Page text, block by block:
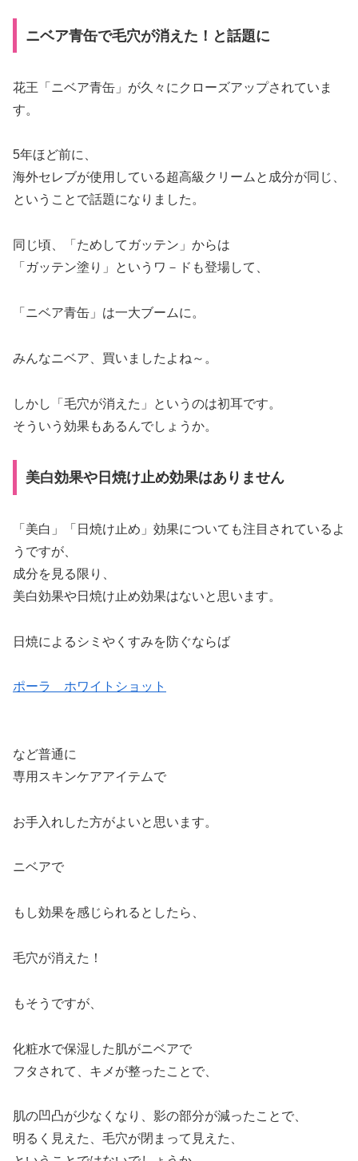
ニベア青缶で毛穴が消えた！と話題に
花王「ニベア青缶」が久々にクローズアップされていま
す。
5年ほど前に、
海外セレブが使用している超高級クリームと成分が同じ、
ということで話題になりました。
同じ頃、「ためしてガッテン」からは
「ガッテン塗り」というワ－ドも登場して、
「ニベア青缶」は一大ブームに。
みんなニベア、買いましたよね～。
しかし「毛穴が消えた」というのは初耳です。
そういう効果もあるんでしょうか。
美白効果や日焼け止め効果はありません
「美白」「日焼け止め」効果についても注目されているよ
うですが、
成分を見る限り、
美白効果や日焼け止め効果はないと思います。
日焼によるシミやくすみを防ぐならば
ポーラ ホワイトショット
など普通に
専用スキンケアアイテムで
お手入れした方がよいと思います。
ニベアで
もし効果を感じられるとしたら、
毛穴が消えた！
もそうですが、
化粧水で保湿した肌がニベアで
フタされて、キメが整ったことで、
肌の凹凸が少なくなり、影の部分が減ったことで、
明るく見えた、毛穴が閉まって見えた、